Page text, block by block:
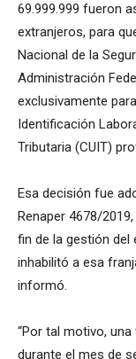
69.999.999 fueron
extranjeros, para
Nacional de la
Administración
exclusivamente
Identificación
Tributaria (CUIT)
Esa decisión fue
Renaper 4678/
fin de la gestión del
inhabilitó a esa
informó.
“Por tal motivo,
durante el mes de